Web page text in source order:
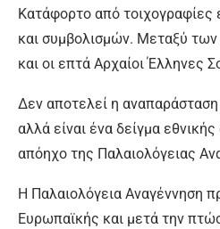
Κατάφορτο από τοιχογραφίες
και συμβολισμών. Μεταξύ των
και οι επτά Αρχαίοι Έλληνες
Δεν αποτελεί η
αλλά είναι ένα δείγμα
απόηχο της Παλαιολόγειας
Η Παλαιολόγεια Αναγέννηση
Ευρωπαϊκής και μετά την